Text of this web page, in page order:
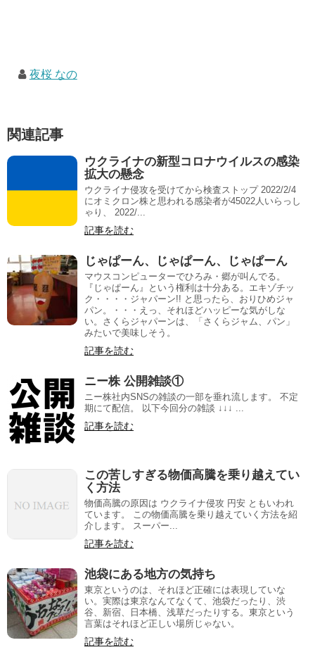
夜桜 なの
関連記事
ウクライナの新型コロナウイルスの感染
拡大の懸念
ウクライナ侵攻を受けてから検査ストップ 2022/2/4
にオミクロン株と思われる感染者が45022人いらっし
ゃり、 2022/...
記事を読む
じゃぱーん、じゃぱーん、じゃぱーん
マウスコンピューターでひろみ・郷が叫んでる。
『じゃぱーん』という権利は十分ある。エキゾチッ
ク・・・・ジャパーン!! と思ったら、おりひめジャ
パン。・・・えっ、それほどハッピーな気がしな
い。さくらジャパーンは、「さくらジャム、パン」
みたいで美味しそう。
記事を読む
ニー株 公開雑談①
ニー株社内SNSの雑談の一部を垂れ流します。 不定
期にて配信。 以下今回分の雑談 ↓↓↓ ...
記事を読む
この苦しすぎる物価高騰を乗り越えてい
く方法
物価高騰の原因は ウクライナ侵攻 円安 ともいわれ
ています。 この物価高騰を乗り越えていく方法を紹
介します。 スーパー...
記事を読む
池袋にある地方の気持ち
東京というのは、それほど正確には表現していな
い。実際は東京なんてなくて、池袋だったり、渋
谷、新宿、日本橋、浅草だったりする。東京という
言葉はそれほど正しい場所じゃない。
記事を読む